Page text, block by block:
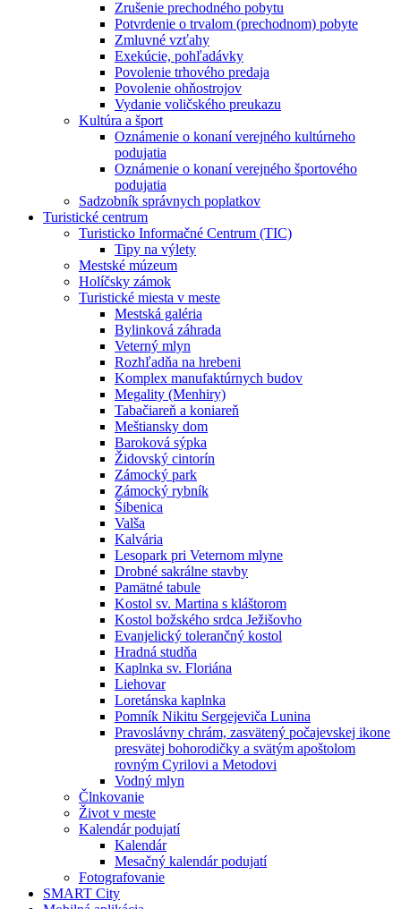
Zrušenie prechodného pobytu
Potvrdenie o trvalom (prechodnom) pobyte
Zmluvné vzťahy
Exekúcie, pohľadávky
Povolenie trhového predaja
Povolenie ohňostrojov
Vydanie voličského preukazu
Kultúra a šport
Oznámenie o konaní verejného kultúrneho
podujatia
Oznámenie o konaní verejného športového
podujatia
Sadzobník správnych poplatkov
Turistické centrum
Turisticko Informačné Centrum (TIC)
Tipy na výlety
Mestské múzeum
Holíčsky zámok
Turistické miesta v meste
Mestská galéria
Bylinková záhrada
Veterný mlyn
Rozhľadňa na hrebeni
Komplex manufaktúrnych budov
Megality (Menhiry)
Tabačiareň a koniareň
Meštiansky dom
Baroková sýpka
Židovský cintorín
Zámocký park
Zámocký rybník
Šibenica
Valša
Kalvária
Lesopark pri Veternom mlyne
Drobné sakrálne stavby
Pamätné tabule
Kostol sv. Martina s kláštorom
Kostol božského srdca Ježišovho
Evanjelický tolerančný kostol
Hradná studňa
Kaplnka sv. Floriána
Liehovar
Loretánska kaplnka
Pomník Nikitu Sergejeviča Lunina
Pravoslávny chrám, zasvätený počajevskej ikone
presvätej bohorodičky a svätým apoštolom
rovným Cyrilovi a Metodovi
Vodný mlyn
Člnkovanie
Život v meste
Kalendár podujatí
Kalendár
Mesačný kalendár podujatí
Fotografovanie
SMART City